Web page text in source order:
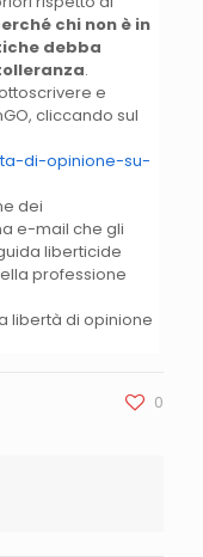
chi non è in
debba
.
e
cliccando sul
di-opinione-su-
dei
e-mail che gli
liberticide
professione
libertà di opinione
0